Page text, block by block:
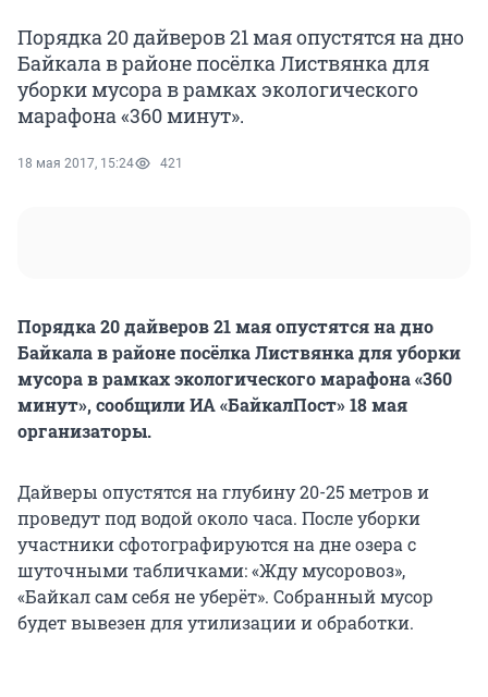
Порядка 20 дайверов 21 мая опустятся на дно
Байкала в районе посёлка Листвянка для
уборки мусора в рамках экологического
марафона «360 минут».
18 мая 2017, 15:24 421
Порядка 20 дайверов 21 мая опустятся на дно
Байкала в районе посёлка Листвянка для уборки
мусора в рамках экологического марафона «360
минут», сообщили ИА «БайкалПост» 18 мая
организаторы.
Дайверы опустятся на глубину 20-25 метров и
проведут под водой около часа. После уборки
участники сфотографируются на дне озера с
шуточными табличками: «Жду мусоровоз»,
«Байкал сам себя не уберёт». Собранный мусор
будет вывезен для утилизации и обработки.